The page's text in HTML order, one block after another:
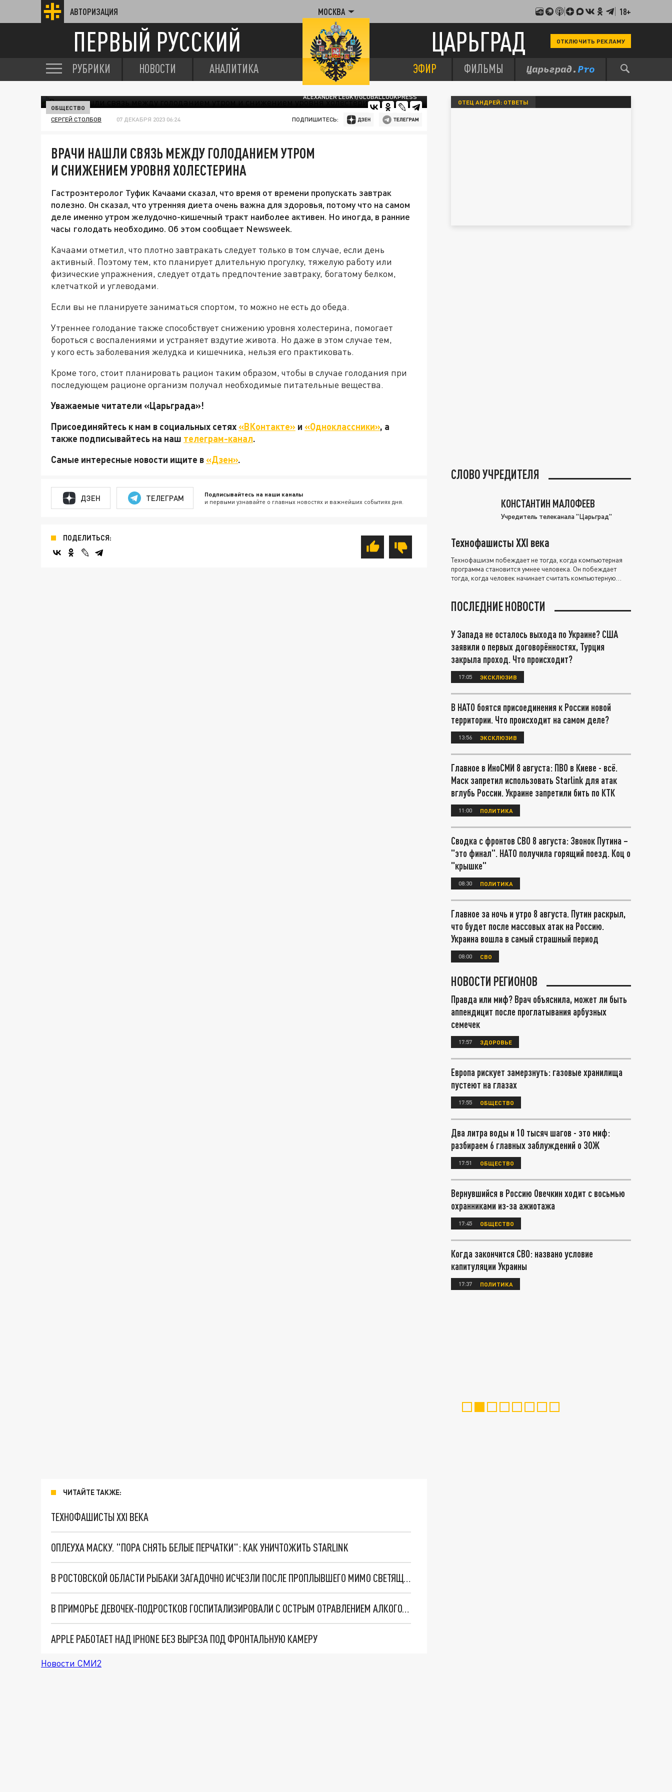
АВТОРИЗАЦИЯ МОСКВА 18+
ПЕРВЫЙ РУССКИЙ ЦАРЬГРАД ОТКЛЮЧИТЬ РЕКЛАМУ
РУБРИКИ НОВОСТИ АНАЛИТИКА ЭФИР ФИЛЬМЫ
ALEXANDER LEGKY/GLOBALLOOKPRESS
ОБЩЕСТВО
СЕРГЕЙ СТОЛБОВ 07 ДЕКАБРЯ 2023 06:24 ПОДПИШИТЕСЬ:
ВРАЧИ НАШЛИ СВЯЗЬ МЕЖДУ ГОЛОДАНИЕМ УТРОМ
И СНИЖЕНИЕМ УРОВНЯ ХОЛЕСТЕРИНА
Гастроэнтеролог Туфик Качаами сказал, что время от времени пропускать завтрак
полезно. Он сказал, что утренняя диета очень важна для здоровья, потому что на самом
деле именно утром желудочно-кишечный тракт наиболее активен. Но иногда, в ранние
часы голодать необходимо. Об этом сообщает Newsweek.
Качаами отметил, что плотно завтракать следует только в том случае, если день
активный. Поэтому тем, кто планирует длительную прогулку, тяжелую работу или
физические упражнения, следует отдать предпочтение завтраку, богатому белком,
клетчаткой и углеводами.
Если вы не планируете заниматься спортом, то можно не есть до обеда.
Утреннее голодание также способствует снижению уровня холестерина, помогает
бороться с воспалениями и устраняет вздутие живота. Но даже в этом случае тем,
у кого есть заболевания желудка и кишечника, нельзя его практиковать.
Кроме того, стоит планировать рацион таким образом, чтобы в случае голодания при
последующем рационе организм получал необходимые питательные вещества.
Уважаемые читатели «Царьграда»!
Присоединяйтесь к нам в социальных сетях«ВКонтакте» и «Одноклассники», а
также подписывайтесь на наш телеграм-канал.
Самые интересные новости ищите в«Дзен».
ДЗЕН ТЕЛЕГРАМ Подписывайтесь на наши каналы
и первыми узнавайте о главных новостях и важнейших событиях дня.
ПОДЕЛИТЬСЯ:
ЧИТАЙТЕ ТАКЖЕ:
ТЕХНОФАШИСТЫ XXI ВЕКА
ОПЛЕУХА МАСКУ. "ПОРА СНЯТЬ БЕЛЫЕ ПЕРЧАТКИ": КАК УНИЧТОЖИТЬ STARLINK
В РОСТОВСКОЙ ОБЛАСТИ РЫБАКИ ЗАГАДОЧНО ИСЧЕЗЛИ ПОСЛЕ ПРОПЛЫВШЕГО МИМО СВЕТЯЩЕГОСЯ ШАРА
В ПРИМОРЬЕ ДЕВОЧЕК-ПОДРОСТКОВ ГОСПИТАЛИЗИРОВАЛИ С ОСТРЫМ ОТРАВЛЕНИЕМ АЛКОГОЛЕМ
APPLE РАБОТАЕТ НАД IPHONE БЕЗ ВЫРЕЗА ПОД ФРОНТАЛЬНУЮ КАМЕРУ
Новости СМИ2
ОТЕЦ АНДРЕЙ: ОТВЕТЫ
СЛОВО УЧРЕДИТЕЛЯ
КОНСТАНТИН МАЛОФЕЕВ
Учредитель телеканала "Царьград"
Технофашисты XXI века
Технофашизм побеждает не тогда, когда компьютерная
программа становится умнее человека. Он побеждает
тогда, когда человек начинает считать компьютерную
ПОСЛЕДНИЕ НОВОСТИ
У Запада не осталось выхода по Украине? США
заявили о первых договорённостях, Турция
закрыла проход. Что происходит?
17:05 ЭКСКЛЮЗИВ
В НАТО боятся присоединения к России новой
территории. Что происходит на самом деле?
13:56 ЭКСКЛЮЗИВ
Главное в ИноСМИ 8 августа: ПВО в Киеве - всё.
Маск запретил использовать Starlink для атак
вглубь России. Украине запретили бить по КТК
11:00 ПОЛИТИКА
Сводка с фронтов СВО 8 августа: Звонок Путина –
"это финал". НАТО получила горящий поезд. Коц о
"крышке"
08:30 ПОЛИТИКА
Главное за ночь и утро 8 августа. Путин раскрыл,
что будет после массовых атак на Россию.
Украина вошла в самый страшный период
08:00 СВО
НОВОСТИ РЕГИОНОВ
Правда или миф? Врач объяснила, может ли быть
аппендицит после проглатывания арбузных
семечек
17:57 ЗДОРОВЬЕ
Европа рискует замерзнуть: газовые хранилища
пустеют на глазах
17:55 ОБЩЕСТВО
Два литра воды и 10 тысяч шагов - это миф:
разбираем 6 главных заблуждений о ЗОЖ
17:51 ОБЩЕСТВО
Вернувшийся в Россию Овечкин ходит с восьмью
охранниками из-за ажиотажа
17:45 ОБЩЕСТВО
Когда закончится СВО: названо условие
капитуляции Украины
17:37 ПОЛИТИКА